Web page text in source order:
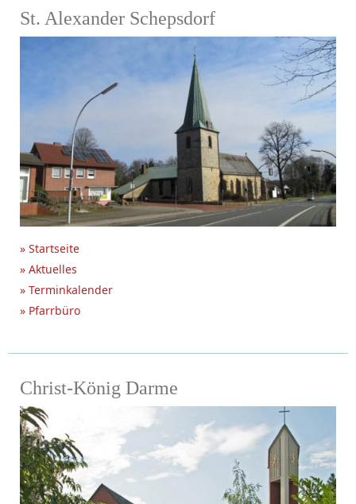
St. Alexander Schepsdorf
» Startseite
» Aktuelles
» Terminkalender
» Pfarrbüro
Christ-König Darme